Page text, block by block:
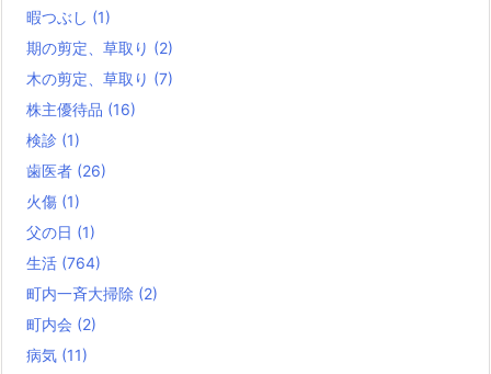
暇つぶし (1)
期の剪定、草取り (2)
木の剪定、草取り (7)
株主優待品 (16)
検診 (1)
歯医者 (26)
火傷 (1)
父の日 (1)
生活 (764)
町内一斉大掃除 (2)
町内会 (2)
病気 (11)